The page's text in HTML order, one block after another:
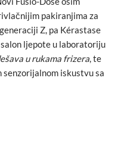
pakiranjima za
Z, pa Kérastase
ljepote u laboratoriju
u rukama frizera, te
iskustvu sa